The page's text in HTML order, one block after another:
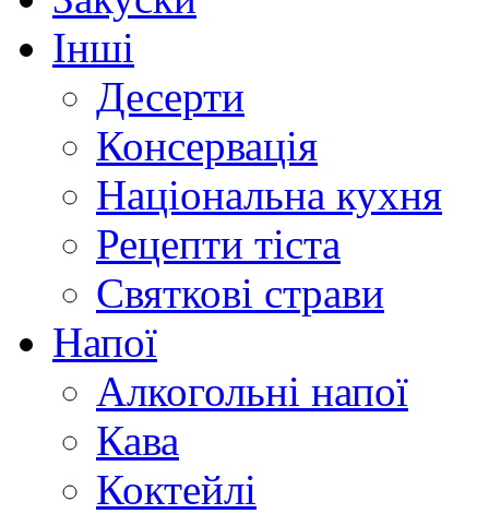
Інші
Десерти
Консервація
Національна кухня
Рецепти тіста
Святкові страви
Напої
Алкогольні напої
Кава
Коктейлі